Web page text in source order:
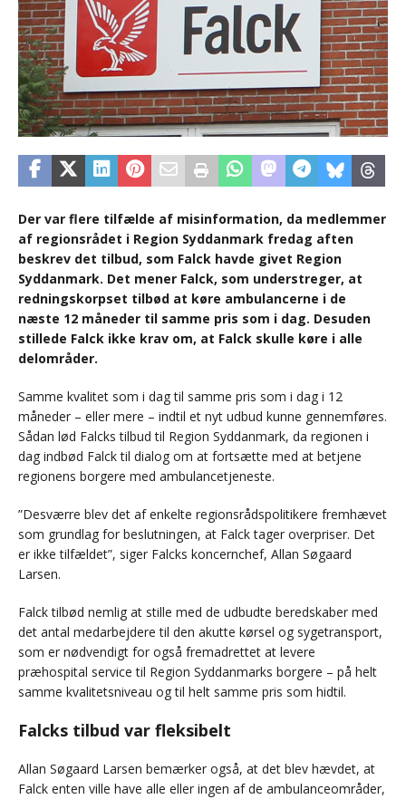
Der var flere tilfælde af misinformation, da medlemmer
af regionsrådet i Region Syddanmark fredag aften
beskrev det tilbud, som Falck havde givet Region
Syddanmark. Det mener Falck, som understreger, at
redningskorpset tilbød at køre ambulancerne i de
næste 12 måneder til samme pris som i dag. Desuden
stillede Falck ikke krav om, at Falck skulle køre i alle
delområder.
Samme kvalitet som i dag til samme pris som i dag i 12
måneder – eller mere – indtil et nyt udbud kunne gennemføres.
Sådan lød Falcks tilbud til Region Syddanmark, da regionen i
dag indbød Falck til dialog om at fortsætte med at betjene
regionens borgere med ambulancetjeneste.
”Desværre blev det af enkelte regionsrådspolitikere fremhævet
som grundlag for beslutningen, at Falck tager overpriser. Det
er ikke tilfældet”, siger Falcks koncernchef, Allan Søgaard
Larsen.
Falck tilbød nemlig at stille med de udbudte beredskaber med
det antal medarbejdere til den akutte kørsel og sygetransport,
som er nødvendigt for også fremadrettet at levere
præhospital service til Region Syddanmarks borgere – på helt
samme kvalitetsniveau og til helt samme pris som hidtil.
Falcks tilbud var fleksibelt
Allan Søgaard Larsen bemærker også, at det blev hævdet, at
Falck enten ville have alle eller ingen af de ambulanceområder,